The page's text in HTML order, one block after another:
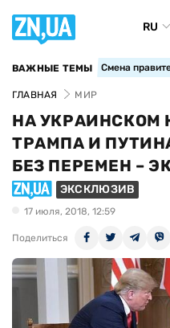
RU
ВАЖНЫЕ ТЕМЫ Смена
ГЛАВНАЯ МИР
НА УКРАИНСКОМ
ТРАМПА И
БЕЗ ПЕРЕМЕН –
ЭКСКЛЮЗИВ
17 июля, 2018, 12:59
Поделиться